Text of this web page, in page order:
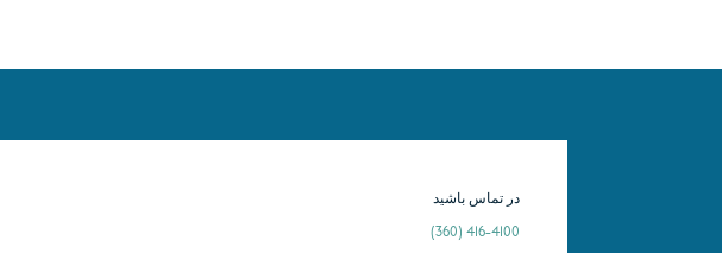
در تماس باشید
(360) 416-4100